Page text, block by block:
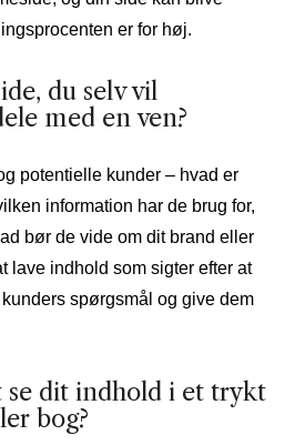
er for høj.
du selv vil
med en ven?
potentielle kunder – hvad er
information har de brug for,
bør de vide om dit brand eller
lave indhold som sigter efter at
spørgsmål og give dem
se dit indhold i et trykt
bog?